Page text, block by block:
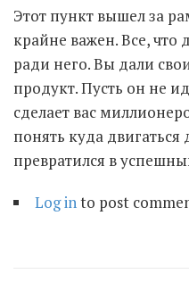
Этот пункт вышел за
крайне важен. Все, что
ради него. Вы дали
продукт. Пусть он не
сделает вас
понять куда
превратился в
Log into post